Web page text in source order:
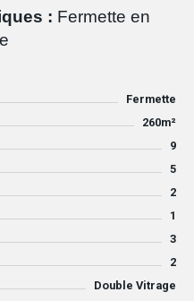
: Fermette en
Fermette
260m²
9
5
2
1
3
2
Double Vitrage